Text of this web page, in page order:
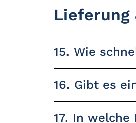
Lieferung
15. Wie
16. Gibt es
17. In welche